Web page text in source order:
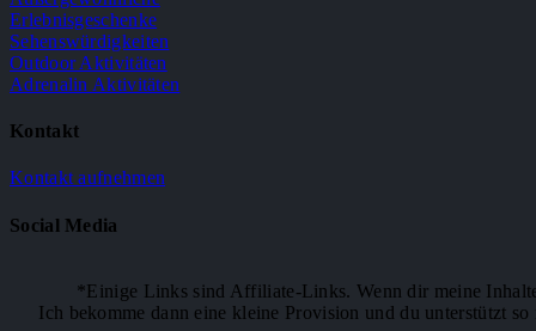
Erlebnisgeschenke
Sehenswürdigkeiten
Outdoor Aktivitäten
Adrenalin Aktivitäten
Kontakt
Kontakt aufnehmen
Social Media
*Einige Links sind Affiliate-Links. Wenn dir meine
Ich bekomme dann eine kleine Provision und du unterstützt